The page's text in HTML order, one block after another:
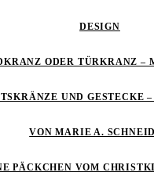
DESIGN
ODER TÜRKRANZ –
UND GESTECKE
VON MARIE A.
PÄCKCHEN VOM